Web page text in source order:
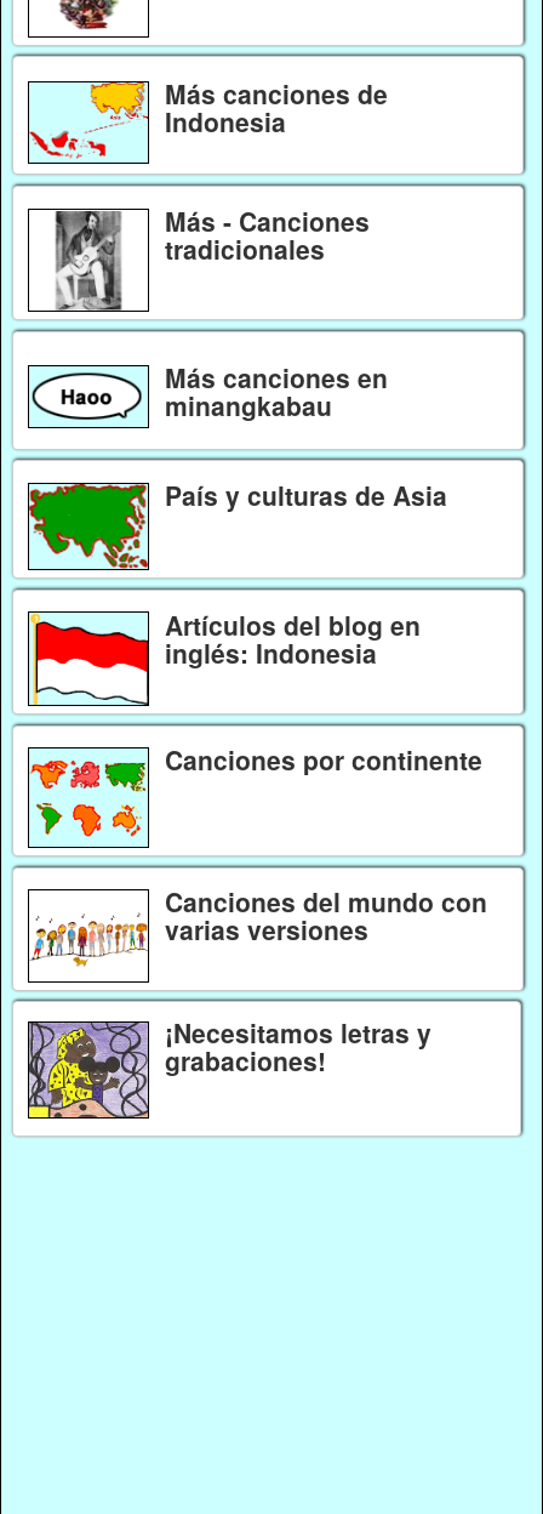
Más canciones de
Indonesia
Más - Canciones
tradicionales
Más canciones en
minangkabau
País y culturas de Asia
Artículos del blog en
inglés: Indonesia
Canciones por continente
Canciones del mundo con
varias versiones
¡Necesitamos letras y
grabaciones!